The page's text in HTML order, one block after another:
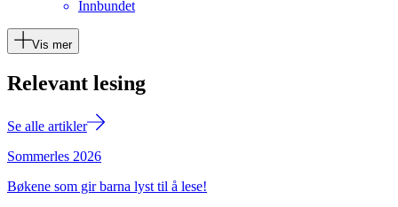
Innbundet
Vis mer
Relevant lesing
Se alle artikler
Sommerles 2026
Bøkene som gir barna lyst til å lese!